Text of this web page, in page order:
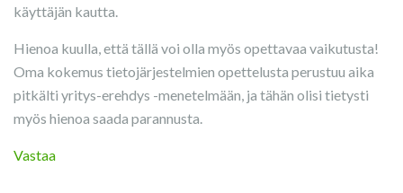
käyttäjän kautta.
Hienoa kuulla, että tällä voi olla myös opettavaa vaikutusta!
Oma kokemus tietojärjestelmien opettelusta perustuu aika
pitkälti yritys-erehdys -menetelmään, ja tähän olisi tietysti
myös hienoa saada parannusta.
Vastaa